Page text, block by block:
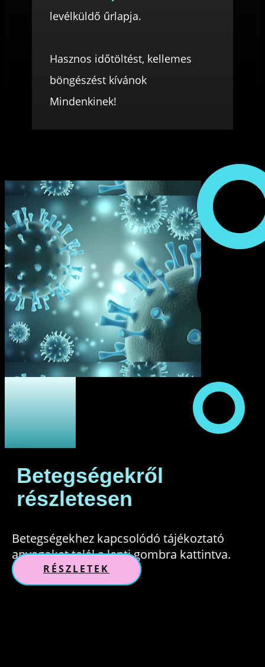
levélküldő űrlapja.
Hasznos időtöltést, kellemes
böngészést kívánok
Mindenkinek!
Betegségekről
részletesen
Betegségekhez kapcsolódó tájékoztató
anyagokat talál a lenti gombra kattintva.
RÉSZLETEK